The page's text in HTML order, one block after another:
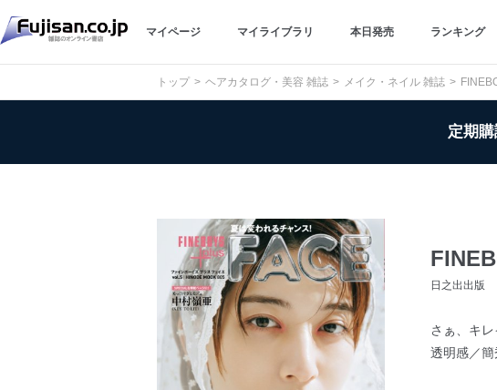
マイページ マイライブラリ 本日発売 ランキング
トップ ヘアカタログ・美容 雑誌 メイク・ネイル 雑誌
定期
日之出出版
さぁ、キ
透明感／